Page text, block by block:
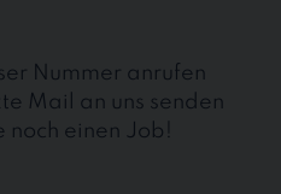
Nummer anrufen
Mail an uns senden
noch einen Job!